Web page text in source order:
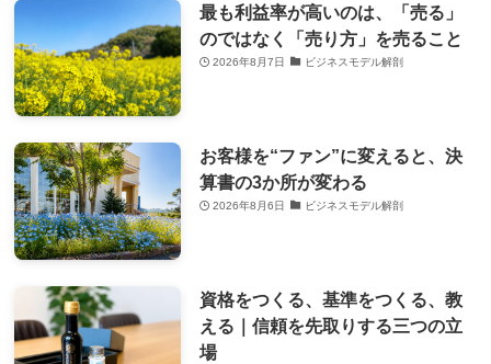
最も利益率が高いのは、「売る」
のではなく「売り方」を売ること
2026年8月7日 ビジネスモデル解剖
お客様を“ファン”に変えると、決
算書の3か所が変わる
2026年8月6日 ビジネスモデル解剖
資格をつくる、基準をつくる、教
える｜信頼を先取りする三つの立
場